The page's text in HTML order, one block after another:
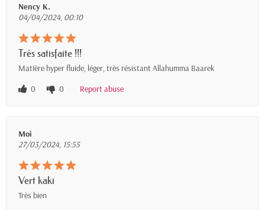
Nency K.
04/04/2024, 00:10
Très satisfaite !!!
Matière hyper fluide, léger, très résistant Allahumma Baarek
0
0 Report abuse
Moi
27/03/2024, 15:55
Vert kaki
Très bien